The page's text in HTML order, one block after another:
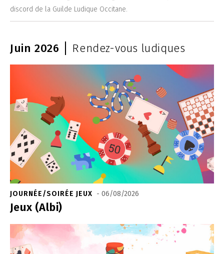
discord de la Guilde Ludique Occitane.
Juin 2026 Rendez-vous ludiques
JOURNÉE/SOIRÉE JEUX - 06/08/2026
Jeux (Albi)